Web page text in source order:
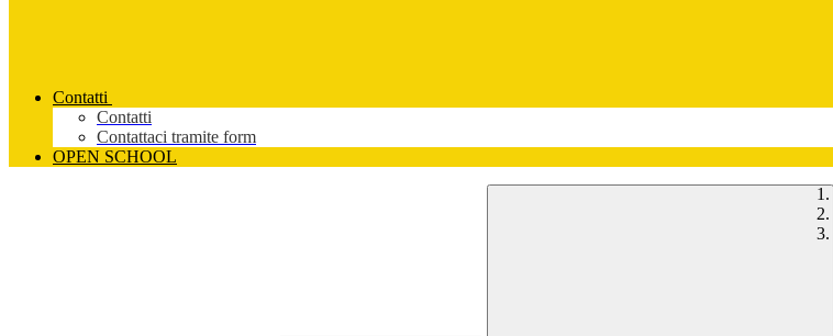
Contatti
Contatti
Contattaci tramite form
OPEN SCHOOL